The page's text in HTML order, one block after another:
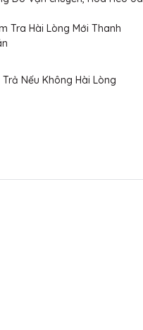
Tra Hài Lòng Mới Thanh
Nếu Không Hài Lòng